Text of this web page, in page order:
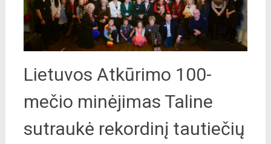
Lietuvos Atkūrimo 100-
mečio minėjimas Taline
sutraukė rekordinį tautiečių